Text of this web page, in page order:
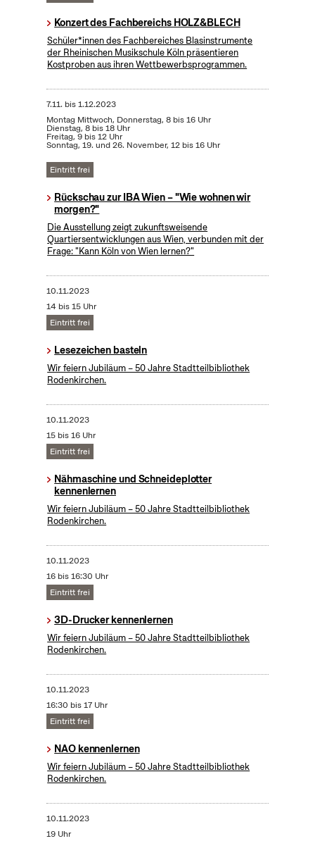
Konzert des Fachbereichs HOLZ&BLECH
Schüler*innen des Fachbereiches Blasinstrumente
der Rheinischen Musikschule Köln präsentieren
Kostproben aus ihren Wettbewerbsprogrammen.
7.11. bis1.12.2023
Montag Mittwoch, Donnerstag, 8 bis 16 Uhr
Dienstag, 8 bis 18 Uhr
Freitag, 9 bis 12 Uhr
Sonntag, 19. und 26. November, 12 bis 16 Uhr
Eintritt frei
Rückschau zur IBA Wien – "Wie wohnen wir
morgen?"
Die Ausstellung zeigt zukunftsweisende
Quartiersentwicklungen aus Wien, verbunden mit der
Frage: "Kann Köln von Wien lernen?"
10.11.2023
14 bis 15 Uhr
Eintritt frei
Lesezeichen basteln
Wir feiern Jubiläum – 50 Jahre Stadtteilbibliothek
Rodenkirchen.
10.11.2023
15 bis 16 Uhr
Eintritt frei
Nähmaschine und Schneideplotter
kennenlernen
Wir feiern Jubiläum – 50 Jahre Stadtteilbibliothek
Rodenkirchen.
10.11.2023
16 bis 16:30 Uhr
Eintritt frei
3D-Drucker kennenlernen
Wir feiern Jubiläum – 50 Jahre Stadtteilbibliothek
Rodenkirchen.
10.11.2023
16:30 bis 17 Uhr
Eintritt frei
NAO kennenlernen
Wir feiern Jubiläum – 50 Jahre Stadtteilbibliothek
Rodenkirchen.
10.11.2023
19 Uhr